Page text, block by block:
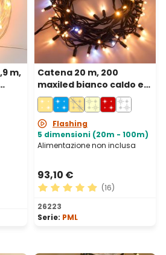
m,
5 su 5 stelle
Catena 20 m, 200
maxiled bianco caldo e
bianco freddo, cavo
verde, prolungabile, IP67
Flashing
5 dimensioni (20m - 100m)
Alimentazione non inclusa
93,10 €
Valutazione media di 4.88
(16)
26223
Serie: PML